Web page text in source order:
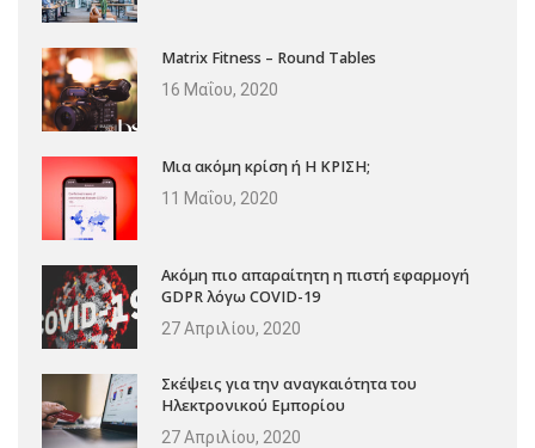
Matrix Fitness – Round Tables
16 Μαΐου, 2020
Μια ακόμη κρίση ή Η ΚΡΙΣΗ;
11 Μαΐου, 2020
Ακόμη πιο απαραίτητη η πιστή εφαρμογή
GDPR λόγω COVID-19
27 Απριλίου, 2020
Σκέψεις για την αναγκαιότητα του
Ηλεκτρονικού Εμπορίου
27 Απριλίου, 2020